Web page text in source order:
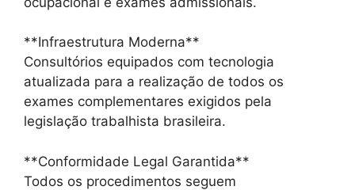
**Infraestrutura Moderna**
Consultórios equipados com tecnologia
atualizada para a realização de todos os
exames complementares exigidos pela
legislação trabalhista brasileira.
**Conformidade Legal Garantida**
Todos os procedimentos seguem